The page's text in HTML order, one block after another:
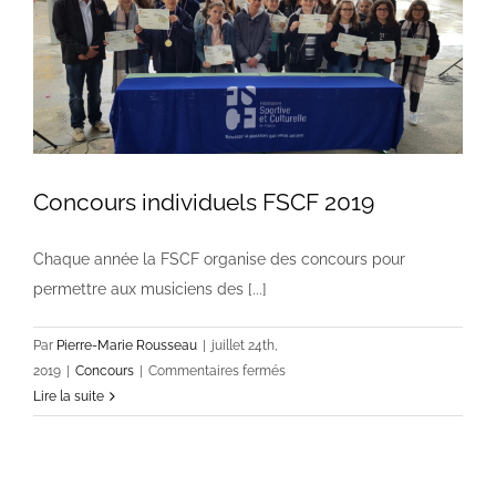
Concours individuels FSCF 2019
Chaque année la FSCF organise des concours pour
permettre aux musiciens des [...]
Par Pierre-Marie Rousseau | juillet 24th,
2019 | Concours | Commentaires ferméssur
individuels
Lire la suite